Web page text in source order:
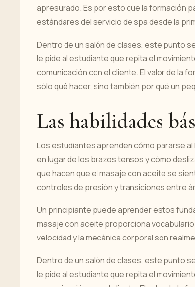
apresurado. Es por esto que la formación
estándares del servicio de spa desde la
Dentro de un salón de clases, este punto
le pide al estudiante que repita el
comunicación con el cliente. El valor de la
sólo qué hacer, sino también por qué un
Las habilidades
Los estudiantes aprenden cómo pararse
en lugar de los brazos tensos y cómo
que hacen que el masaje con aceite se
controles de presión y transiciones entre
Un principiante puede aprender estos
masaje con aceite proporciona
velocidad y la mecánica corporal son
Dentro de un salón de clases, este punto
le pide al estudiante que repita el